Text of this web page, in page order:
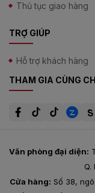
Thủ tục giao hàng
TRỢ GIÚP
Hỗ trợ khách hàng
THAM GIA CÙNG
Văn phòng đại diện:
Q.
Cửa hàng: Số 38,